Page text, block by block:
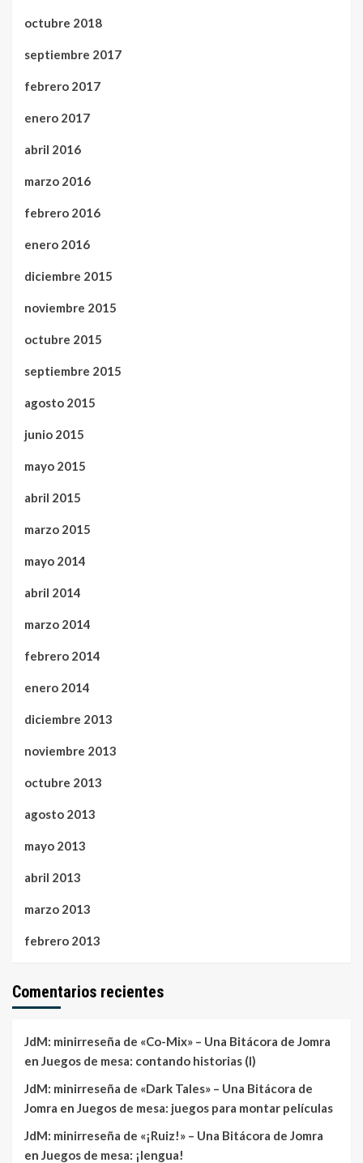
octubre 2018
septiembre 2017
febrero 2017
enero 2017
abril 2016
marzo 2016
febrero 2016
enero 2016
diciembre 2015
noviembre 2015
octubre 2015
septiembre 2015
agosto 2015
junio 2015
mayo 2015
abril 2015
marzo 2015
mayo 2014
abril 2014
marzo 2014
febrero 2014
enero 2014
diciembre 2013
noviembre 2013
octubre 2013
agosto 2013
mayo 2013
abril 2013
marzo 2013
febrero 2013
Comentarios recientes
JdM: minirreseña de «Co-Mix» – Una Bitácora de Jomra
en Juegos de mesa: contando historias (I)
JdM: minirreseña de «Dark Tales» – Una Bitácora de
Jomra en Juegos de mesa: juegos para montar películas
JdM: minirreseña de «¡Ruiz!» – Una Bitácora de Jomra
en Juegos de mesa: ¡lengua!